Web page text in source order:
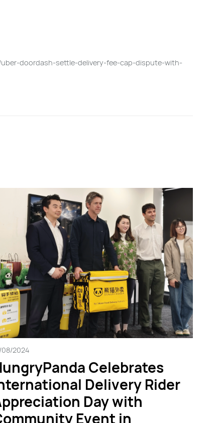
uber-doordash-settle-delivery-fee-cap-dispute-with-
08/2024
Celebrates
Delivery Rider
Day with
Event in